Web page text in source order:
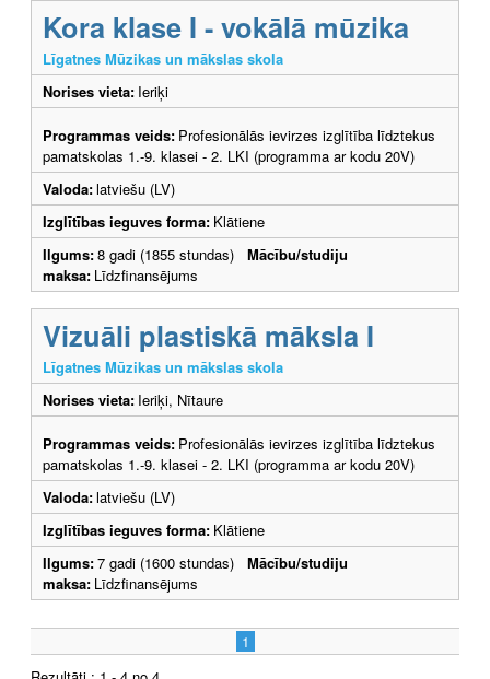
Kora klase I - vokālā mūzika
Līgatnes Mūzikas un mākslas skola
Norises vieta: Ieriķi
Programmas veids: Profesionālās ievirzes izglītība līdztekus
pamatskolas 1.-9. klasei - 2. LKI (programma ar kodu 20V)
Valoda:latviešu (LV)
Izglītības ieguves forma: Klātiene
Ilgums:8 gadi (1855 stundas) Mācību/studiju
maksa: Līdzfinansējums
Vizuāli plastiskā māksla I
Līgatnes Mūzikas un mākslas skola
Norises vieta: Ieriķi, Nītaure
Programmas veids: Profesionālās ievirzes izglītība līdztekus
pamatskolas 1.-9. klasei - 2. LKI (programma ar kodu 20V)
Valoda:latviešu (LV)
Izglītības ieguves forma: Klātiene
Ilgums:7 gadi (1600 stundas) Mācību/studiju
maksa: Līdzfinansējums
1